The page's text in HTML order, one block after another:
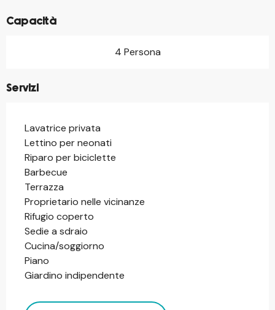
Capacità
4 Persona
Servizi
Lavatrice privata
Lettino per neonati
Riparo per biciclette
Barbecue
Terrazza
Proprietario nelle vicinanze
Rifugio coperto
Sedie a sdraio
Cucina/soggiorno
Piano
Giardino indipendente